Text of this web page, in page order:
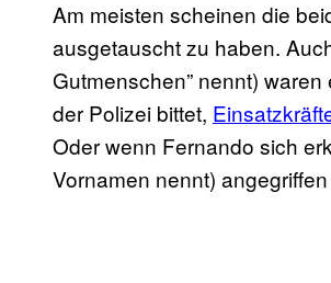
Am meisten scheinen die
ausgetauscht zu haben.
Gutmenschen” nennt)
der Polizei bittet,
Oder wenn Fernando sich
Vornamen nennt)